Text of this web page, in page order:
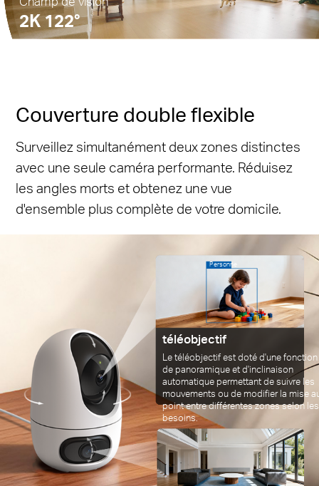
2K 122°
Couverture double flexible
Surveillez simultanément deux zones distinctes
avec une seule caméra performante. Réduisez
les angles morts et obtenez une vue
d'ensemble plus complète de votre domicile.
téléobjectif
Personne
Le téléobjectif est doté d'une fonction
de panoramique et d'inclinaison
automatique permettant de suivre les
mouvements ou de modifier la mise
point entre différentes zones selon les
besoins.